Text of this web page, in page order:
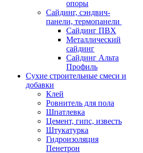
опоры
Cайдинг, сэндвич-
панели, термопанели
Сайдинг ПВХ
Металлический
сайдинг
Сайдинг Альта
Профиль
Сухие строительные смеси и
добавки
Клей
Ровнитель для пола
Шпатлевка
Цемент, гипс, известь
Штукатурка
Гидроизоляция
Пенетрон